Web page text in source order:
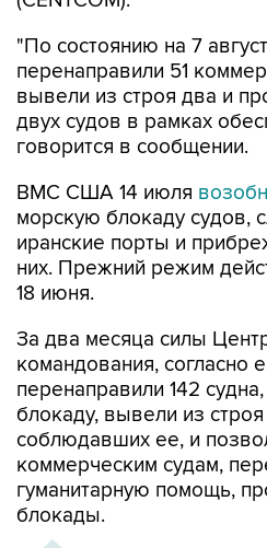
"По состоянию на 7
перенаправили 51
вывели из строя два и
двух судов в рамках
говорится в сообщении.
ВМС США 14 июля
морскую блокаду судов,
иранские порты и
них. Прежний режим
18 июня.
За два месяца силы
командования, согласно
перенаправили 142
блокаду, вывели из
соблюдавших ее, и
коммерческим судам,
гуманитарную помощь,
блокады.